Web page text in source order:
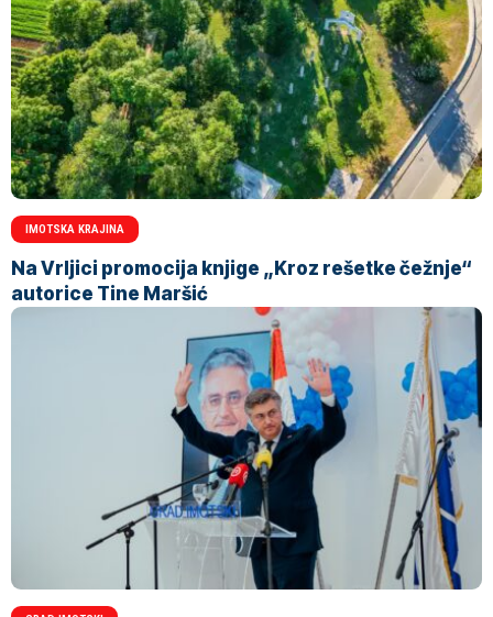
IMOTSKA KRAJINA
Na Vrljici promocija knjige „Kroz rešetke čežnje“
autorice Tine Maršić